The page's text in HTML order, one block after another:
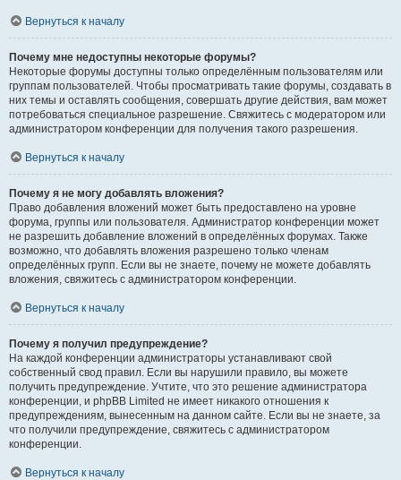
Вернуться к началу
Почему мне недоступны некоторые форумы?
Некоторые форумы доступны только определённым пользователям или
группам пользователей. Чтобы просматривать такие форумы, создавать в
них темы и оставлять сообщения, совершать другие действия, вам может
потребоваться специальное разрешение. Свяжитесь с модератором или
администратором конференции для получения такого разрешения.
Вернуться к началу
Почему я не могу добавлять вложения?
Право добавления вложений может быть предоставлено на уровне
форума, группы или пользователя. Администратор конференции может
не разрешить добавление вложений в определённых форумах. Также
возможно, что добавлять вложения разрешено только членам
определённых групп. Если вы не знаете, почему не можете добавлять
вложения, свяжитесь с администратором конференции.
Вернуться к началу
Почему я получил предупреждение?
На каждой конференции администраторы устанавливают свой
собственный свод правил. Если вы нарушили правило, вы можете
получить предупреждение. Учтите, что это решение администратора
конференции, и phpBB Limited не имеет никакого отношения к
предупреждениям, вынесенным на данном сайте. Если вы не знаете, за
что получили предупреждение, свяжитесь с администратором
конференции.
Вернуться к началу